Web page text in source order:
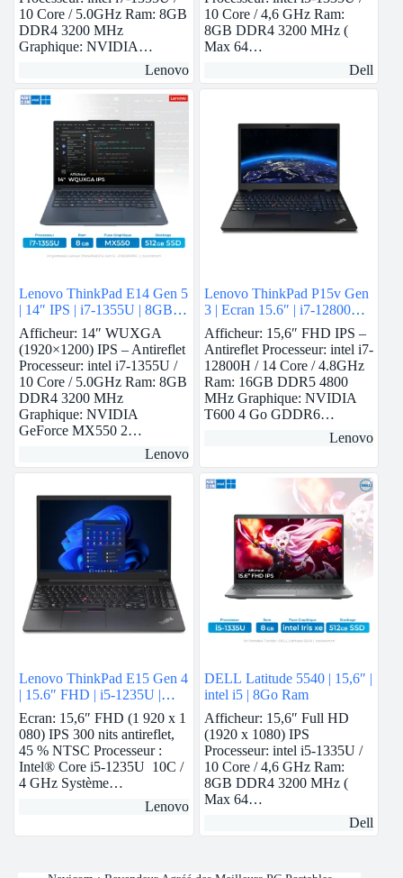
10 Core / 5.0GHz Ram: 8GB
DDR4 3200 MHz
Graphique: NVIDIA…
Lenovo
10 Core / 4,6 GHz Ram:
8GB DDR4 3200 MHz (
Max 64…
Dell
Lenovo ThinkPad E14 Gen 5
| 14″ IPS | i7-1355U | 8GB
Ram | Nvidia MX550 | 512
GB SSD
Afficheur: 14″ WUXGA
(1920×1200) IPS – Antireflet
Processeur: intel i7-1355U /
10 Core / 5.0GHz Ram: 8GB
DDR4 3200 MHz
Graphique: NVIDIA
GeForce MX550 2…
Lenovo
Lenovo ThinkPad P15v Gen
3 | Ecran 15.6″ | i7-12800H |
16 GB Ram | Nvidia T600 |
512 GB SSD
Afficheur: 15,6″ FHD IPS –
Antireflet Processeur: intel i7-
12800H / 14 Core / 4.8GHz
Ram: 16GB DDR5 4800
MHz Graphique: NVIDIA
T600 4 Go GDDR6…
Lenovo
Lenovo ThinkPad E15 Gen 4
| 15.6″ FHD | i5-1235U |
8Gb Ram | Nvidia MX550 |
512 GB SSD
Ecran: 15,6″ FHD (1 920 x 1
080) IPS 300 nits antireflet,
45 % NTSC Processeur :
Intel® Core i5-1235U 10C /
4 GHz Système…
Lenovo
DELL Latitude 5540 | 15,6″ |
intel i5 | 8Go Ram
Afficheur: 15,6″ Full HD
(1920 x 1080) IPS
Processeur: intel i5-1335U /
10 Core / 4,6 GHz Ram:
8GB DDR4 3200 MHz (
Max 64…
Dell